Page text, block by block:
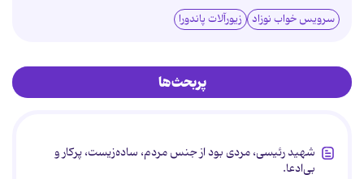
سرویس خواب نوزاد زیورآلات پاندورا
پربحث‌ها
شهید رئیسی، مردی بود از جنس مردم، ساده‌زیست، پرکار و
بی‌ادعا.